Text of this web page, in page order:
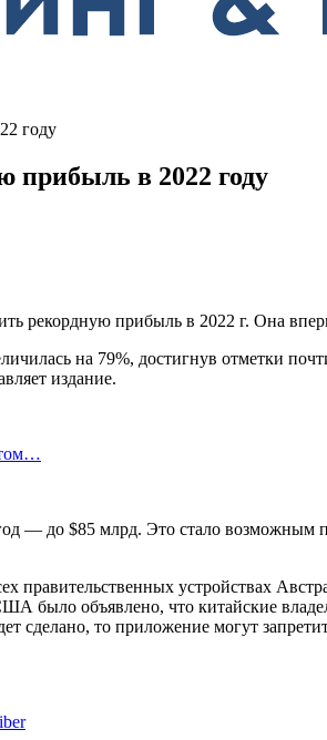
году
прибыль в 2022 году
рекордную прибыль в 2022 г. Она
на 79%, достигнув отметки
издание.
— до $85 млрд. Это стало возможным
правительственных устройствах
было объявлено, что китайские
сделано, то приложение могут